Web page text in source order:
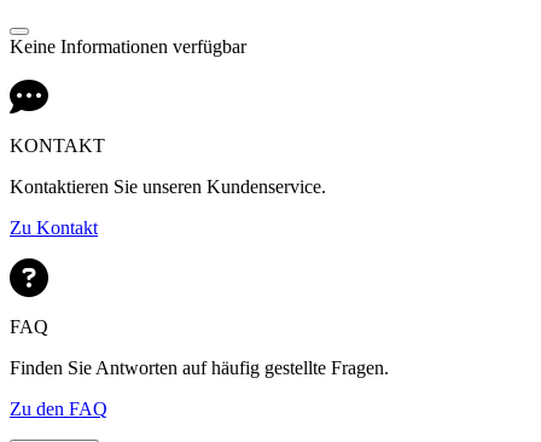
Keine Informationen verfügbar
KONTAKT
Kontaktieren Sie unseren Kundenservice.
Zu Kontakt
FAQ
Finden Sie Antworten auf häufig gestellte Fragen.
Zu den FAQ